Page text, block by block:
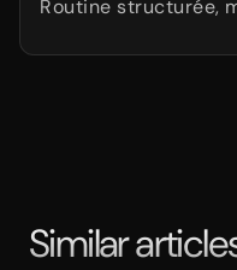
Routine structurée,
Similar